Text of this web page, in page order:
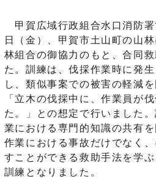
甲賀広域行政組合水口消防
日（金）、甲賀市土山町の山
林組合の御協力のもと、合同
た。訓練は、伐採作業時に発
し、類似事案での被害の軽減を
「立木の伐採中に、作業員が
た。」との想定で行いました
業における専門的知識の共有
作業における事故だけでなく
すことができる救助手法を学
訓練となりました。